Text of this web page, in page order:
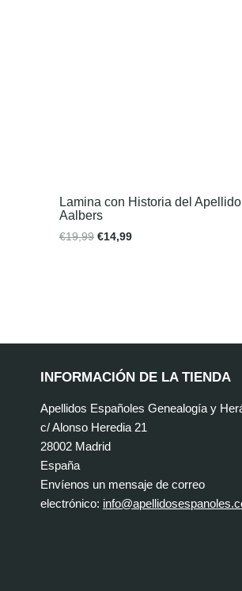
Lamina con Historia del Apellido
Aalbers
€19,99 €14,99
INFORMACIÓN DE LA TIENDA
Apellidos Españoles Genealogía y
c/ Alonso Heredia 21
28002 Madrid
España
Envíenos un mensaje de correo
electrónico: